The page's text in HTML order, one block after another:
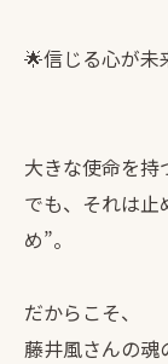
🌟信じる心が未
大きな使命を持
でも、それは止
め”。
だからこそ、
藤井風さんの